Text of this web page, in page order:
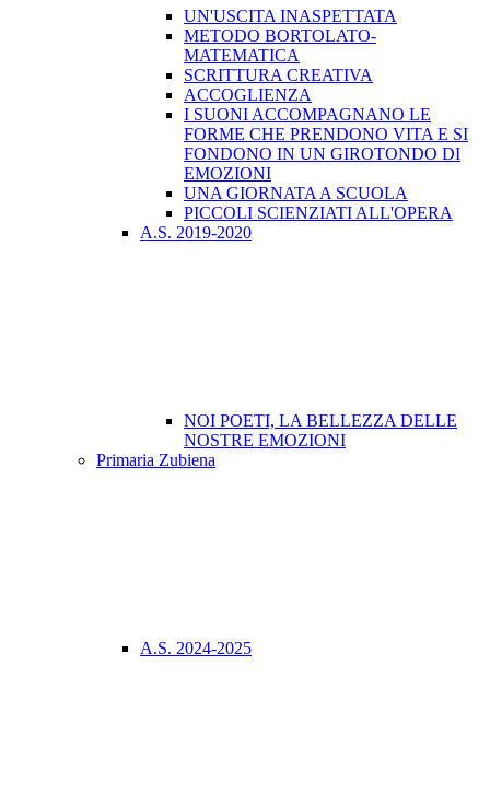
UN'USCITA INASPETTATA
METODO BORTOLATO-
MATEMATICA
SCRITTURA CREATIVA
ACCOGLIENZA
I SUONI ACCOMPAGNANO LE
FORME CHE PRENDONO VITA E SI
FONDONO IN UN GIROTONDO DI
EMOZIONI
UNA GIORNATA A SCUOLA
PICCOLI SCIENZIATI ALL'OPERA
A.S. 2019-2020
NOI POETI, LA BELLEZZA DELLE
NOSTRE EMOZIONI
Primaria Zubiena
A.S. 2024-2025